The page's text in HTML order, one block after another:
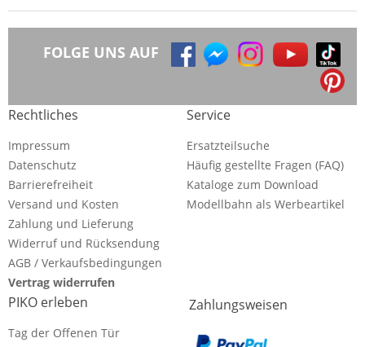
FOLGE UNS AUF
Rechtliches
Impressum
Datenschutz
Barrierefreiheit
Versand und Kosten
Zahlung und Lieferung
Widerruf und Rücksendung
AGB / Verkaufsbedingungen
Vertrag widerrufen
Service
Ersatzteilsuche
Häufig gestellte Fragen (FAQ)
Kataloge zum Download
Modellbahn als Werbeartikel
PIKO erleben
Tag der Offenen Tür
Zahlungsweisen